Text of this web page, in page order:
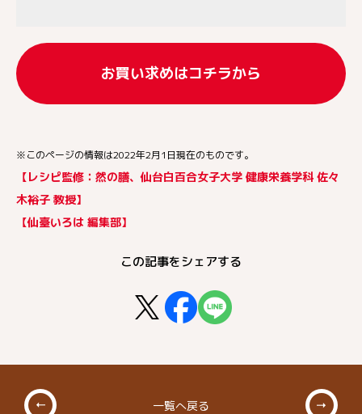
お買い求めはコチラから
※このページの情報は2022年2月1日現在のものです。
【レシピ監修：然の膳、仙台白百合女子大学 健康栄養学科 佐々
木裕子 教授】
【仙臺いろは 編集部】
この記事をシェアする
一覧へ戻る